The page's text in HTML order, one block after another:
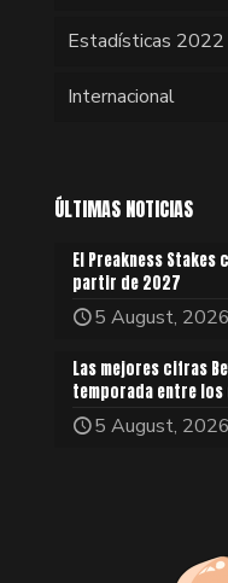
Estadísticas 2022
Internacional
ÚLTIMAS NOTICIAS
El Preakness Stakes
partir de 2027
5 August, 2026
Las mejores cifras
temporada entre los
5 August, 2026